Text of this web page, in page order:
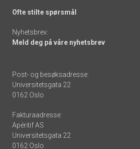
Ofte stilte spørsmål
Nyhetsbrev:
Meld deg på våre nyhetsbrev
Post- og besøksadresse:
Universitetsgata 22
0162 Oslo
Fakturaadresse:
Apéritif AS
Universitetsgata 22
0162 Oslo